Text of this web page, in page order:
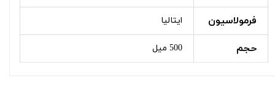
فرمولاسیون ایتالیا
حجم 500 میل